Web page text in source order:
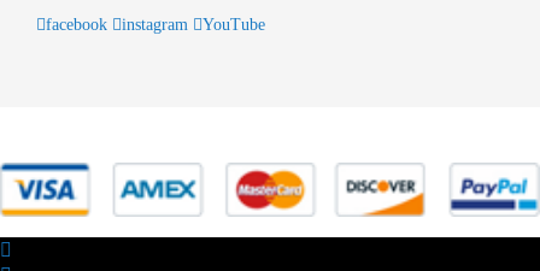
facebook instagram YouTube